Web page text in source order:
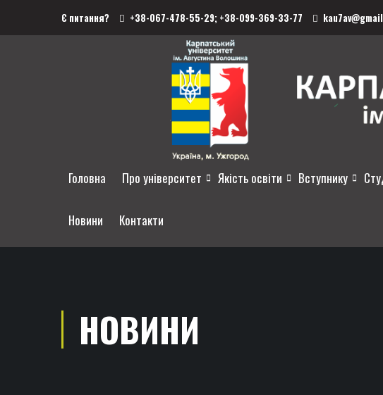
Є питання? +38-067-478-55-29; +38-099-369-33-77
Головна Про університет Якість освіти Вступнику
Новини Контакти
НОВИНИ